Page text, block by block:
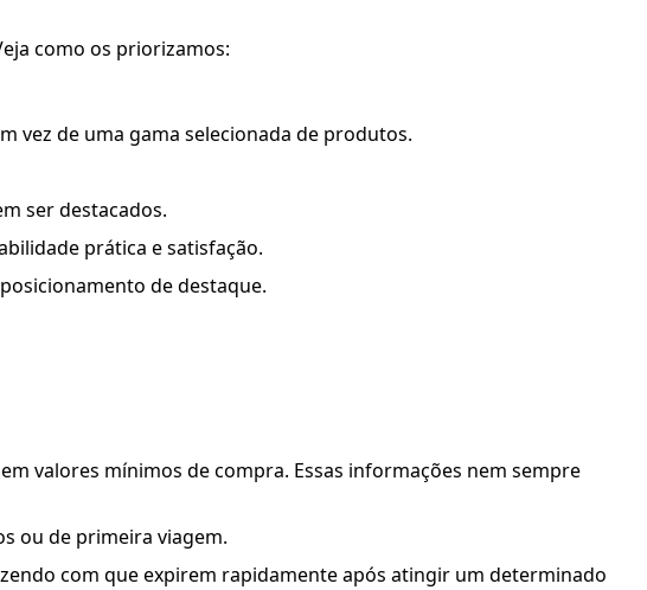
como os priorizamos:
vez de uma gama selecionada de produtos.
ser destacados.
prática e satisfação.
de destaque.
valores mínimos de compra. Essas informações nem sempre
ou de primeira viagem.
com que expirem rapidamente após atingir um determinado